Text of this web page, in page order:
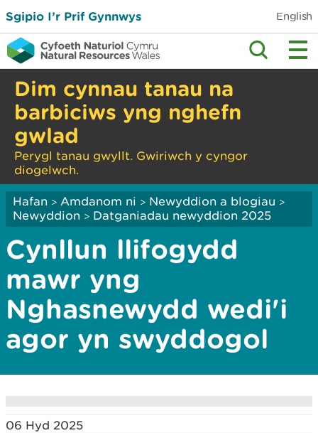
Sgipio I’r Prif Gynnwys English
Dim cynnau tanau na
barbiciws yng nghefn
gwlad
Perygl tanau gwyllt. Gwiriwch y cyngor
diogelwch.
Hafan > Amdanom ni > Newyddion a blogiau >
Newyddion > Datganiadau newyddion 2025
Cynllun llifogydd
mawr yng
Nghasnewydd wedi'i
agor yn swyddogol
06 Hyd 2025